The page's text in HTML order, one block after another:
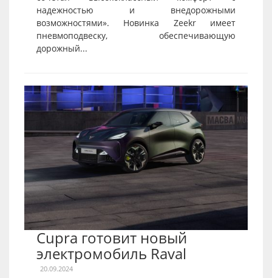
надежностью и внедорожными
возможностями». Новинка Zeekr имеет
пневмоподвеску, обеспечивающую
дорожный...
Cupra готовит новый
электромобиль Raval
20.09.2024